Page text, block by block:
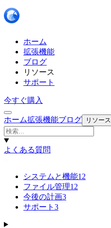
ホーム
拡張機能
ブログ
リソース
サポート
今すぐ購入
ホーム拡張機能ブログ リソース
よくある質問
システムと機能12
ファイル管理12
今後の計画3
サポート 3